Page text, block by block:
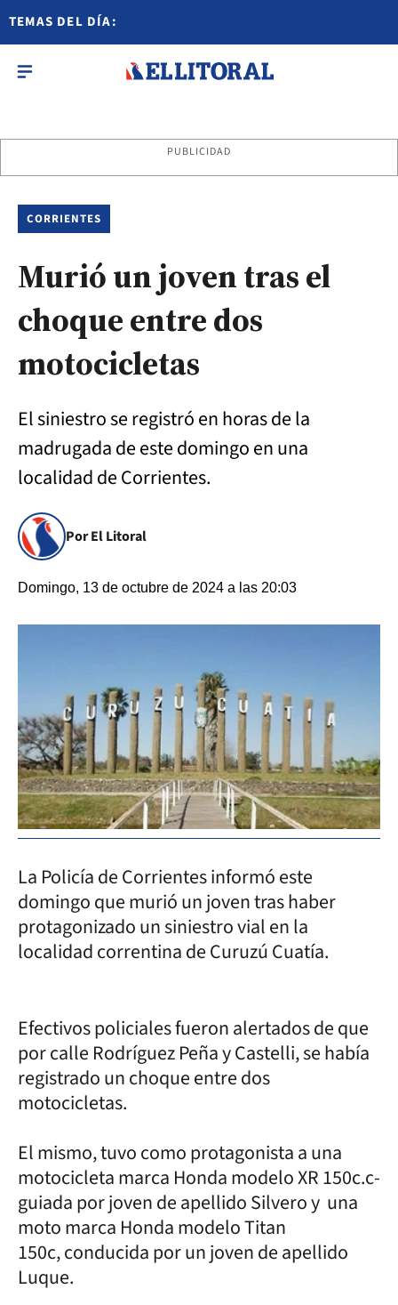
TEMAS DEL DÍA:
PUBLICIDAD
CORRIENTES
Murió un joven tras el
choque entre dos
motocicletas
El siniestro se registró en horas de la
madrugada de este domingo en una
localidad de Corrientes.
Por El Litoral
Domingo, 13 de octubre de 2024 a las 20:03
La Policía de Corrientes informó este
domingo que murió un joven tras haber
protagonizado un siniestro vial en la
localidad correntina de Curuzú Cuatía.
Efectivos policiales fueron alertados de que
por calle Rodríguez Peña y Castelli, se había
registrado un choque entre dos
motocicletas.
El mismo, tuvo como protagonista a una
motocicleta marca Honda modelo XR 150c.c-
guiada por joven de apellido Silvero y una
moto marca Honda modelo Titan
150c, conducida por un joven de apellido
Luque.